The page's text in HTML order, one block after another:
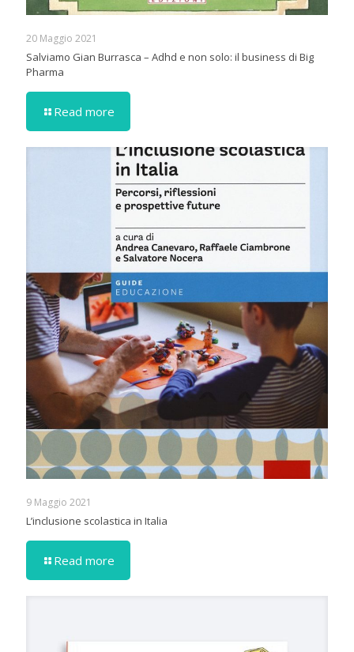
20 Maggio 2021
Salviamo Gian Burrasca – Adhd e non solo: il business di Big
Pharma
Read more
9 Maggio 2021
L’inclusione scolastica in Italia
Read more